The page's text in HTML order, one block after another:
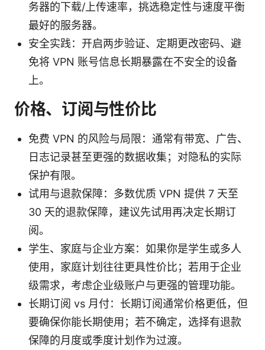
务器的下载/上传速率，挑选稳定性与速度平衡
最好的服务器。
安全实践：开启两步验证、定期更改密码、避
免将 VPN 账号信息长期暴露在不安全的设备
上。
价格、订阅与性价比
免费 VPN 的风险与局限：通常有带宽、广告、
日志记录甚至更强的数据收集；对隐私的实际
保护有限。
试用与退款保障：多数优质 VPN 提供 7 天至
30 天的退款保障，建议先试用再决定长期订
阅。
学生、家庭与企业方案：如果你是学生或多人
使用，家庭计划往往更具性价比；若用于企业
级需求，考虑企业级账户与更强的管理功能。
长期订阅 vs 月付：长期订阅通常价格更低，但
要确保你能长期使用；若不确定，选择有退款
保障的月度或季度计划作为过渡。